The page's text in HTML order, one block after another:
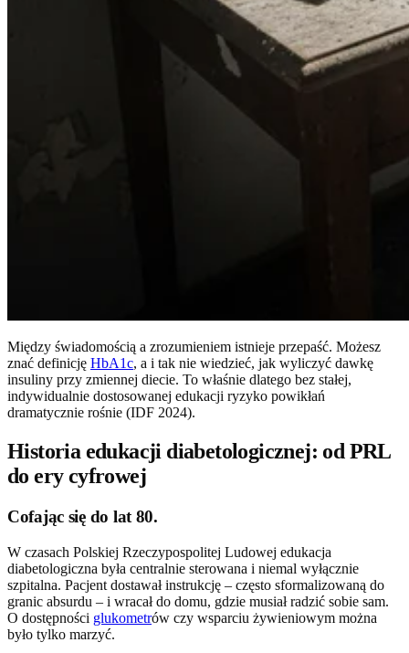
Między świadomością a zrozumieniem istnieje przepaść. Możesz
znać definicję HbA1c, a i tak nie wiedzieć, jak wyliczyć dawkę
insuliny przy zmiennej diecie. To właśnie dlatego bez stałej,
indywidualnie dostosowanej edukacji ryzyko powikłań
dramatycznie rośnie (IDF 2024).
Historia edukacji diabetologicznej: od PRL
do ery cyfrowej
Cofając się do lat 80.
W czasach Polskiej Rzeczypospolitej Ludowej edukacja
diabetologiczna była centralnie sterowana i niemal wyłącznie
szpitalna. Pacjent dostawał instrukcję – często sformalizowaną do
granic absurdu – i wracał do domu, gdzie musiał radzić sobie sam.
O dostępności glukometrów czy wsparciu żywieniowym można
było tylko marzyć.